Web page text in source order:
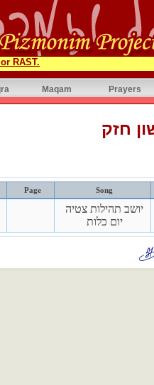
RAST.
Maqam Prayers
חזק
Page Song
יושב תהילות צטיה
יום כלות